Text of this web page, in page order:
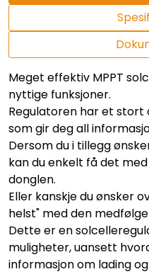
Meget effektiv MPPT
nyttige funksjoner.
Regulatoren har et stort
som gir deg all
Dersom du i tillegg
kan du enkelt få det
donglen.
Eller kanskje du ønsker
helst" med den
Dette er en
muligheter, uansett
informasjon om lading